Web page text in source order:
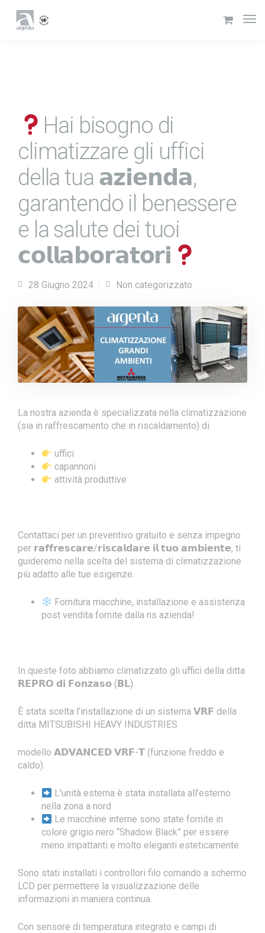
Hai bisogno di
climatizzare gli uffici
della tua 𝗮𝘇𝗶𝗲𝗻𝗱𝗮,
garantendo il benessere
e la salute dei tuoi
𝗰𝗼𝗹𝗹𝗮𝗯𝗼𝗿𝗮𝘁𝗼𝗿𝗶
28 Giugno 2024 Non categorizzato
La nostra azienda è specializzata nella climatizzazione
(sia in raffrescamento che in riscaldamento) di
uffici
capannoni
attività produttive
Contattaci per un preventivo gratuito e senza impegno
per 𝗿𝗮𝗳𝗳𝗿𝗲𝘀𝗰𝗮𝗿𝗲/𝗿𝗶𝘀𝗰𝗮𝗹𝗱𝗮𝗿𝗲 𝗶𝗹 𝘁𝘂𝗼 𝗮𝗺𝗯𝗶𝗲𝗻𝘁𝗲, ti
guideremo nella scelta del sistema di climatizzazione
più adatto alle tue esigenze.
Fornitura macchine, installazione e assistenza
post vendita fornite dalla ns azienda!
In queste foto abbiamo climatizzato gli uffici della ditta
𝗥𝗘𝗣𝗥𝗢 𝗱𝗶 𝗙𝗼𝗻𝘇𝗮𝘀𝗼 (𝗕𝗟).
È stata scelta l’installazione di un sistema 𝗩𝗥𝗙 della
ditta MITSUBISHI HEAVY INDUSTRIES
modello 𝗔𝗗𝗩𝗔𝗡𝗖𝗘𝗗 𝗩𝗥𝗙-𝗧 (funzione freddo e
caldo).
L’unità esterna è stata installata all’esterno
nella zona a nord
Le macchine interne sono state fornite in
colore grigio nero “Shadow Black” per essere
meno impattanti e molto eleganti esteticamente
Sono stati installati i controllori filo comando a schermo
LCD per permettere la visualizzazione delle
informazioni in maniera continua.
Con sensore di temperatura integrato e campi di